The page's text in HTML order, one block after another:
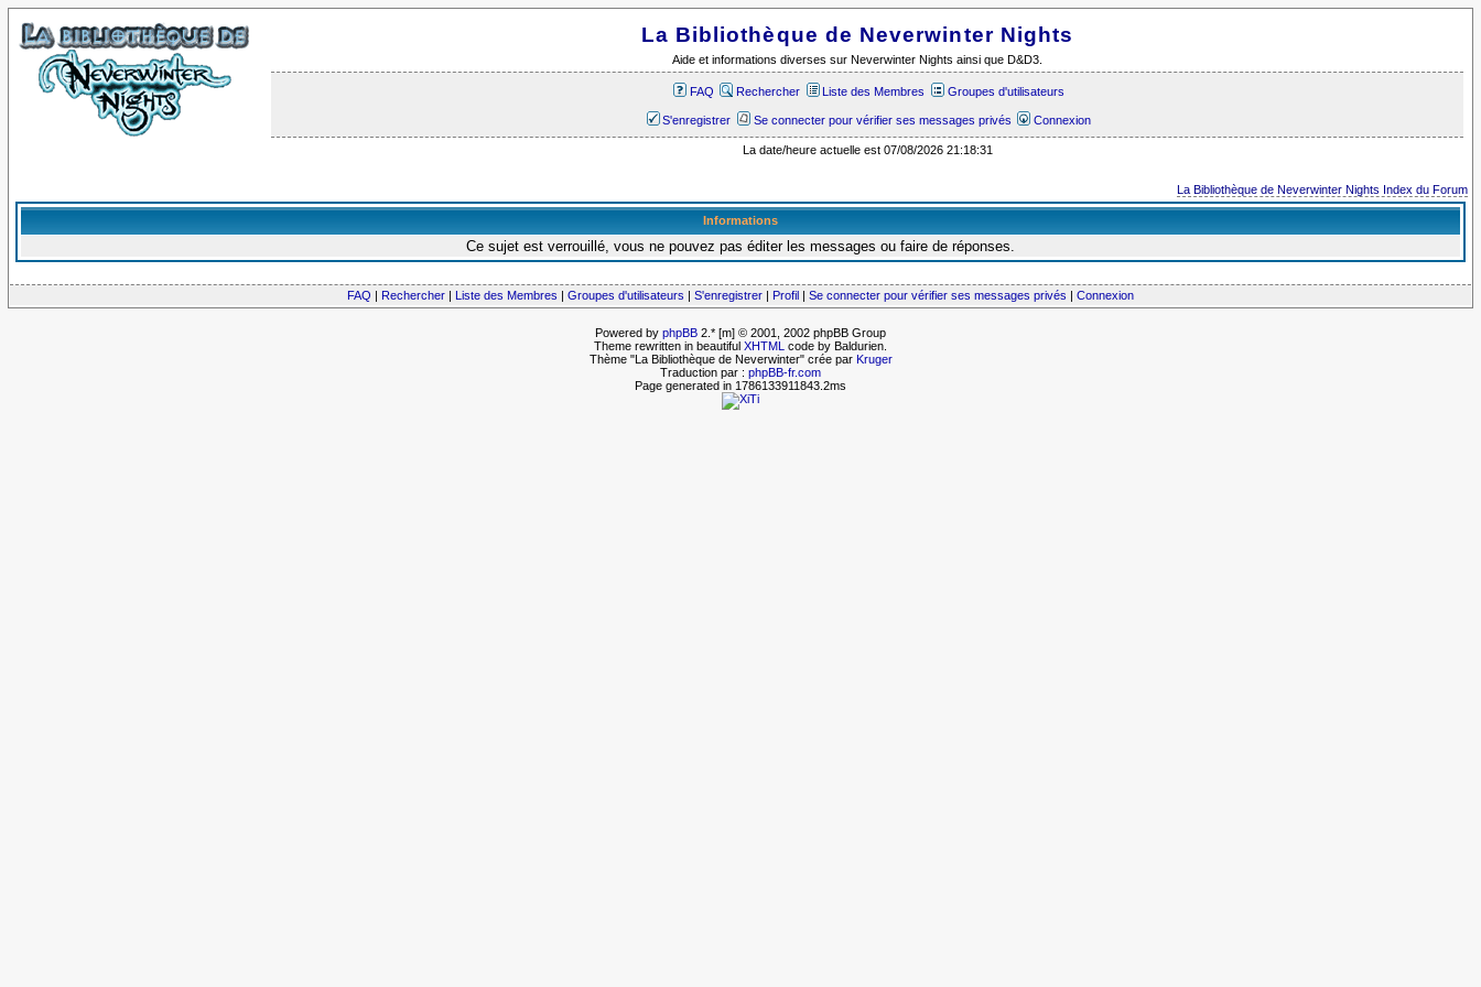
La Bibliothèque de Neverwinter Nights
Aide et informations diverses sur Neverwinter Nights ainsi que D&D3.
FAQ Rechercher Liste des Membres Groupes d'utilisateurs
S'enregistrer Se connecter pour vérifier ses messages privés Connexion
La date/heure actuelle est 07/08/2026 21:18:31
La Bibliothèque de Neverwinter Nights Index du Forum
Informations
Ce sujet est verrouillé, vous ne pouvez pas éditer les messages ou faire de réponses.
FAQ Rechercher Liste des Membres Groupes d'utilisateurs S'enregistrer Profil Se connecter pour vérifier ses messages privés Connexion
Powered by phpBB 2.* [m] © 2001, 2002 phpBB Group
Theme rewritten in beautiful XHTML code by Baldurien.
Thème "La Bibliothèque de Neverwinter" crée par Kruger
Traduction par : phpBB-fr.com
Page generated in 1786133911843.2ms